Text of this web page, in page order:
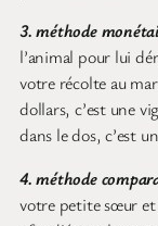
3. méthode
l’animal pour lui
votre récolte au
dollars, c’est une
dans le dos, c’est
4. méthode
votre petite sœur et